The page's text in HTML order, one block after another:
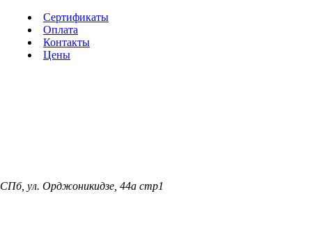
Сертификаты
Оплата
Контакты
Цены
СПб, ул. Орджоникидзе, 44а стр1